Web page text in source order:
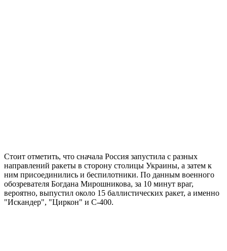
Стоит отметить, что сначала Россия запустила с разных
направлений ракеты в сторону столицы Украины, а затем к
ним присоединились и беспилотники. По данным военного
обозревателя Богдана Мирошникова, за 10 минут враг,
вероятно, выпустил около 15 баллистических ракет, а именно
"Искандер", "Циркон" и С-400.